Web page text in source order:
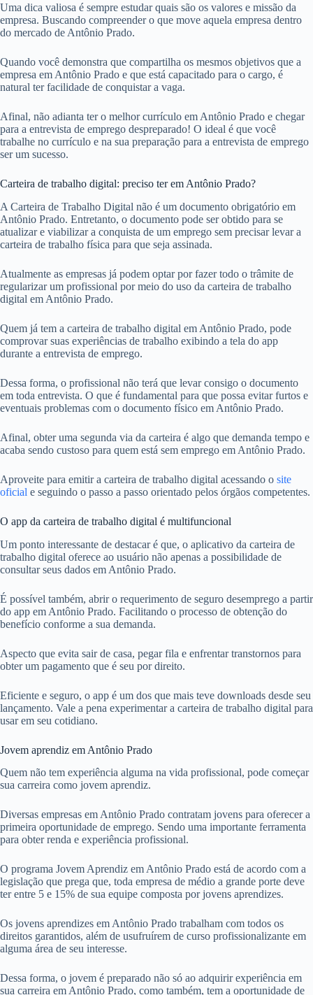
Uma dica valiosa é sempre estudar quais são os valores e missão da
empresa. Buscando compreender o que move aquela empresa dentro
do mercado de Antônio Prado.
Quando você demonstra que compartilha os mesmos objetivos que a
empresa em Antônio Prado e que está capacitado para o cargo, é
natural ter facilidade de conquistar a vaga.
Afinal, não adianta ter o melhor currículo em Antônio Prado e chegar
para a entrevista de emprego despreparado! O ideal é que você
trabalhe no currículo e na sua preparação para a entrevista de emprego
ser um sucesso.
Carteira de trabalho digital: preciso ter em Antônio Prado?
A Carteira de Trabalho Digital não é um documento obrigatório em
Antônio Prado. Entretanto, o documento pode ser obtido para se
atualizar e viabilizar a conquista de um emprego sem precisar levar a
carteira de trabalho física para que seja assinada.
Atualmente as empresas já podem optar por fazer todo o trâmite de
regularizar um profissional por meio do uso da carteira de trabalho
digital em Antônio Prado.
Quem já tem a carteira de trabalho digital em Antônio Prado, pode
comprovar suas experiências de trabalho exibindo a tela do app
durante a entrevista de emprego.
Dessa forma, o profissional não terá que levar consigo o documento
em toda entrevista. O que é fundamental para que possa evitar furtos e
eventuais problemas com o documento físico em Antônio Prado.
Afinal, obter uma segunda via da carteira é algo que demanda tempo e
acaba sendo custoso para quem está sem emprego em Antônio Prado.
Aproveite para emitir a carteira de trabalho digital acessando o site
oficial e seguindo o passo a passo orientado pelos órgãos competentes.
O app da carteira de trabalho digital é multifuncional
Um ponto interessante de destacar é que, o aplicativo da carteira de
trabalho digital oferece ao usuário não apenas a possibilidade de
consultar seus dados em Antônio Prado.
É possível também, abrir o requerimento de seguro desemprego a partir
do app em Antônio Prado. Facilitando o processo de obtenção do
benefício conforme a sua demanda.
Aspecto que evita sair de casa, pegar fila e enfrentar transtornos para
obter um pagamento que é seu por direito.
Eficiente e seguro, o app é um dos que mais teve downloads desde seu
lançamento. Vale a pena experimentar a carteira de trabalho digital para
usar em seu cotidiano.
Jovem aprendiz em Antônio Prado
Quem não tem experiência alguma na vida profissional, pode começar
sua carreira como jovem aprendiz.
Diversas empresas em Antônio Prado contratam jovens para oferecer a
primeira oportunidade de emprego. Sendo uma importante ferramenta
para obter renda e experiência profissional.
O programa Jovem Aprendiz em Antônio Prado está de acordo com a
legislação que prega que, toda empresa de médio a grande porte deve
ter entre 5 e 15% de sua equipe composta por jovens aprendizes.
Os jovens aprendizes em Antônio Prado trabalham com todos os
direitos garantidos, além de usufruírem de curso profissionalizante em
alguma área de seu interesse.
Dessa forma, o jovem é preparado não só ao adquirir experiência em
sua carreira em Antônio Prado, como também, tem a oportunidade de